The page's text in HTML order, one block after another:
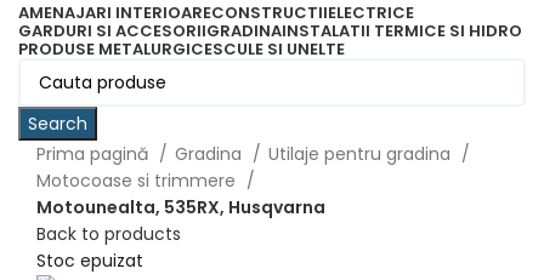
AMENAJARI INTERIOARECONSTRUCTIIELECTRICE
GARDURI SI ACCESORIIGRADINAINSTALATII TERMICE SI HIDRO
PRODUSE METALURGICESCULE SI UNELTE
Search
Prima pagină
Gradina
Utilaje pentru gradina
Motocoase si trimmere
Motounealta, 535RX, Husqvarna
Back to products
Stoc epuizat